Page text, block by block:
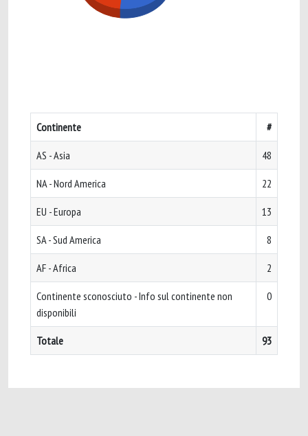
Continente #
AS - Asia 48
NA - Nord America 22
EU - Europa 13
SA - Sud America 8
AF - Africa 2
Continente sconosciuto - Info sul continente non
disponibili
0
Totale 93